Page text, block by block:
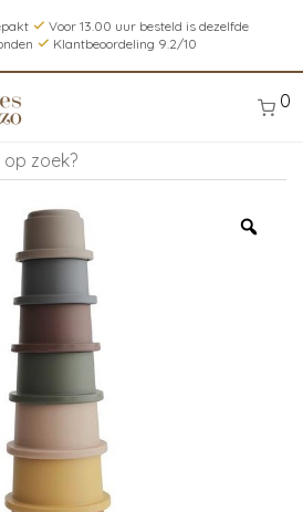
Voor 13.00 uur besteld is dezelfde
Klantbeoordeling 9.2/10
0